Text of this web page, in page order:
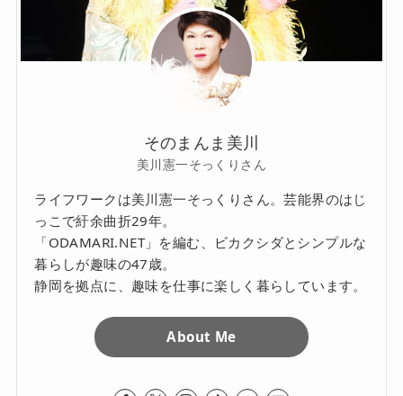
そのまんま美川
美川憲一そっくりさん
ライフワークは美川憲一そっくりさん。芸能界のはじ
っこで紆余曲折29年。
「ODAMARI.NET」を編む、ビカクシダとシンプルな
暮らしが趣味の47歳。
静岡を拠点に、趣味を仕事に楽しく暮らしています。
About Me